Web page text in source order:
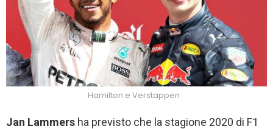
Hamilton e Verstappen
Jan Lammers ha previsto che la stagione 2020 di F1